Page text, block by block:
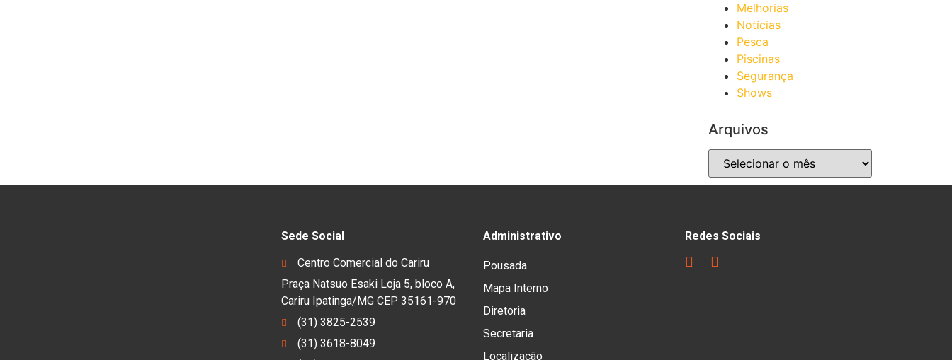
Melhorias
Notícias
Pesca
Piscinas
Segurança
Shows
Arquivos
Sede Social
Centro Comercial do Cariru
Praça Natsuo Esaki Loja 5, bloco A,
Cariru Ipatinga/MG CEP 35161-970
(31) 3825-2539
(31) 3618-8049
Administrativo
Pousada
Mapa Interno
Diretoria
Secretaria
Localização
Redes Sociais